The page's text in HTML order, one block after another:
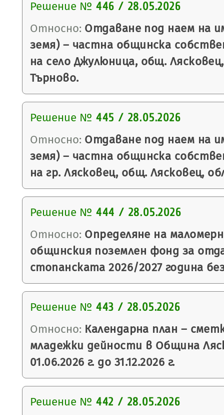
Решение № 446 / 28.05.2026
Относно: Отдаване под наем на
земя) – частна общинска
на село Джулюница, общ.
Търново.
Решение № 445 / 28.05.2026
Относно: Отдаване под наем на
земя) – частна общинска
на гр. Лясковец, общ. Лясковец,
Решение № 444 / 28.05.2026
Относно: Определяне на
общинския поземлен фонд за
стопанската 2026/2027 година
Решение № 443 / 28.05.2026
Относно: Календарна план –
младежки дейности в Община
01.06.2026 г. до 31.12.2026 г.
Решение № 442 / 28.05.2026